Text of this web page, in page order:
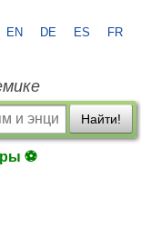
EN DE ES FR
Найти!
⚽